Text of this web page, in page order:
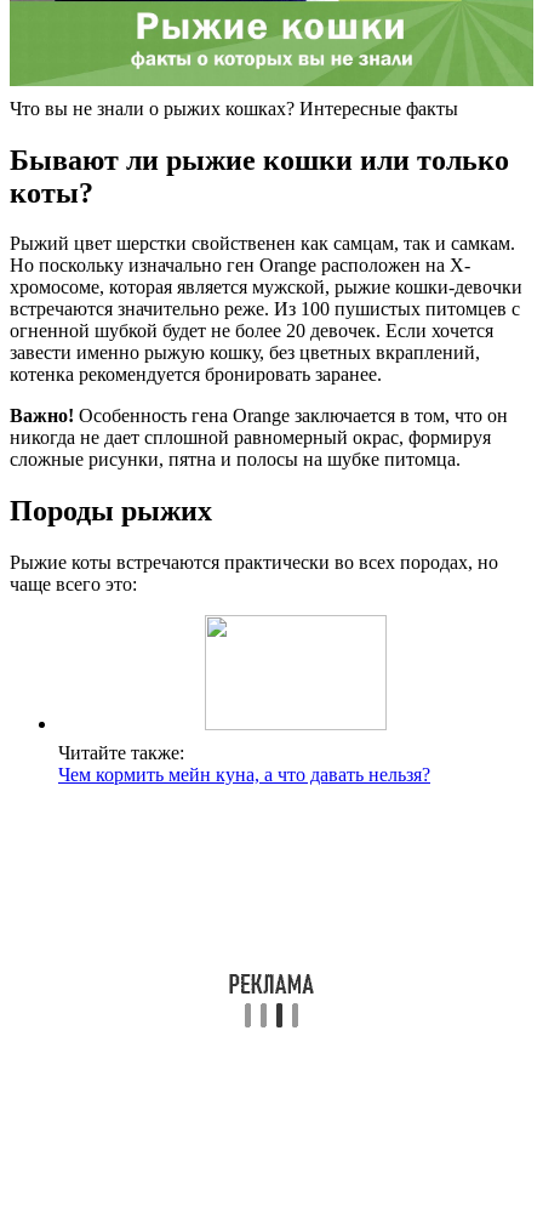
Что вы не знали о рыжих кошках? Интересные факты
Бывают ли рыжие кошки или только
коты?
Рыжий цвет шерстки свойственен как самцам, так и самкам.
Но поскольку изначально ген Orange расположен на X-
хромосоме, которая является мужской, рыжие кошки-девочки
встречаются значительно реже. Из 100 пушистых питомцев с
огненной шубкой будет не более 20 девочек. Если хочется
завести именно рыжую кошку, без цветных вкраплений,
котенка рекомендуется бронировать заранее.
Важно! Особенность гена Orange заключается в том, что он
никогда не дает сплошной равномерный окрас, формируя
сложные рисунки, пятна и полосы на шубке питомца.
Породы рыжих
Рыжие коты встречаются практически во всех породах, но
чаще всего это:
Читайте также:
Чем кормить мейн куна, а что давать нельзя?